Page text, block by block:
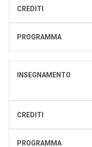
CREDITI
PROGRAMMA
INSEGNAMENTO
CREDITI
PROGRAMMA